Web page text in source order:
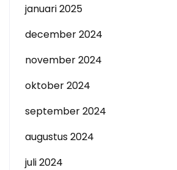
januari 2025
december 2024
november 2024
oktober 2024
september 2024
augustus 2024
juli 2024